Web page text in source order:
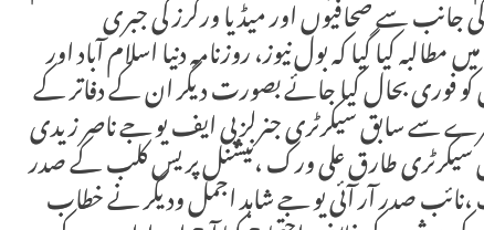
جانب سے صحافیوں اور میڈیا ورکرز کی جبری
کیا گیا کہ بول نیوز، روزنامہ دنیا اسلام آباد اور
کو فوری بحال کیا جائے بصورت دیگر ان کے دفاتر کے
سے سابق سیکرٹری جنرلز پی ایف یو جے ناصر زیدی
سیکرٹری طارق علی ورک ،نیشنل پریس کلب کے صدر
صدر آر آئی یو جے شاہد اجمل ودیگر نے خطاب